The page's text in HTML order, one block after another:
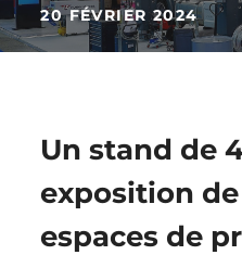
20 FÉVRIER 2024
Un stand de
exposition
espaces de